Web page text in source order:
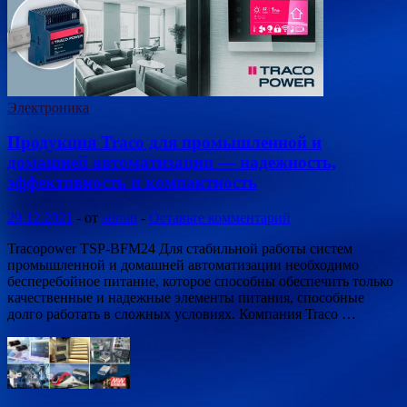
Электроника
Продукция Traco для промышленной и
домашней автоматизации — надежность,
эффективность и компактность
29.12.2021 - от admin - Оставьте комментарий
Tracopower TSP-BFM24 Для стабильной работы систем
промышленной и домашней автоматизации необходимо
бесперебойное питание, которое способны обеспечить только
качественные и надежные элементы питания, способные
долго работать в сложных условиях. Компания Traco …